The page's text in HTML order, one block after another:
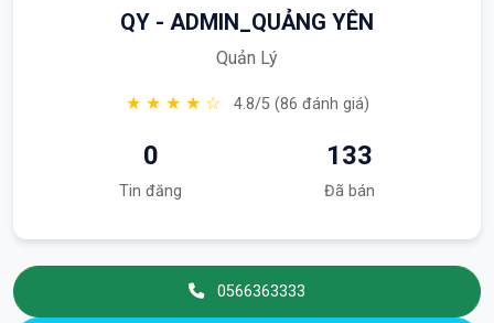
QY - ADMIN_QUẢNG YÊN
Quản Lý
★ ★ ★ ★ ☆ 4.8/5 (86 đánh giá)
0
Tin đăng
133
Đã bán
0566363333